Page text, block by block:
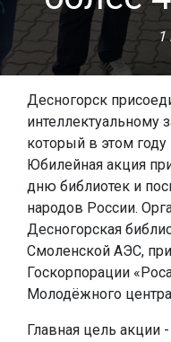
1
Десногорск
интеллектуальному
который в этом году
Юбилейная акция
дню библиотек и
народов России.
Десногорская
Смоленской АЭС,
Госкорпорации
Молодёжного
Главная цель акции